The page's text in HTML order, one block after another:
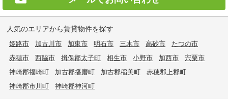
人気のエリアから賃貸物件を探す
姫路市 加古川市 加東市 明石市 三木市 高砂市
たつの市
赤穂市
西脇市 揖保郡太子町 相生市 小野市 加西市
宍粟市
神崎郡福崎町
加古郡播磨町 加古郡稲美町
赤穂郡上郡町
神崎郡市川町
神崎郡神河町